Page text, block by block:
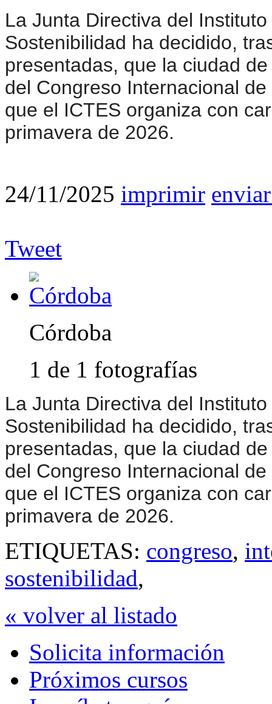
La Junta Directiva del
Sostenibilidad ha decidido,
presentadas, que la ciudad
del Congreso Internacional
que el ICTES organiza con
primavera de 2026.
24/11/2025 imprimir
Tweet
Córdoba
1 de 1 fotografías
La Junta Directiva del
Sostenibilidad ha decidido,
presentadas, que la ciudad
del Congreso Internacional
que el ICTES organiza con
primavera de 2026.
ETIQUETAS: congreso,
sostenibilidad,
« volver al listado
Solicita información
Próximos cursos